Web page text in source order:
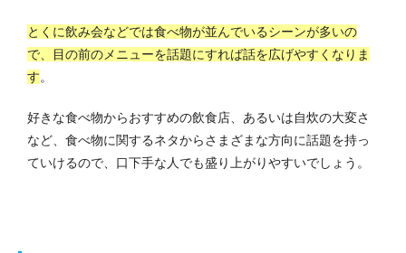
とくに飲み会などでは食べ物が並んでいるシーンが多いの
で、目の前のメニューを話題にすれば話を広げやすくなりま
す。
好きな食べ物からおすすめの飲食店、あるいは自炊の大変さ
など、食べ物に関するネタからさまざまな方向に話題を持っ
ていけるので、口下手な人でも盛り上がりやすいでしょう。